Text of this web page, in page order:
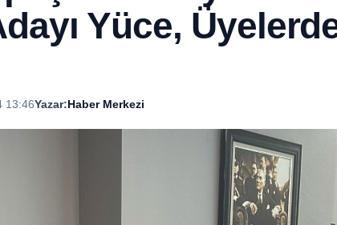
Yüce,
13:46Yazar:Haber Merkezi